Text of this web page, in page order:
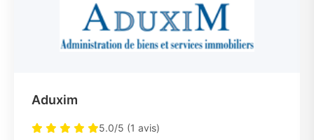
Aduxim
5.0/5 (1 avis)